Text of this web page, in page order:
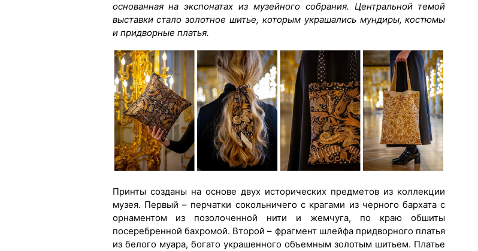
основанная на экспонатах из музейного собрания. Центральной темой
выставки стало золотное шитье, которым украшались мундиры, костюмы
и придворные платья.
Принты созданы на основе двух исторических предметов из коллекции
музея. Первый – перчатки сокольничего с крагами из черного бархата с
орнаментом из позолоченной нити и жемчуга, по краю обшиты
посеребренной бахромой. Второй – фрагмент шлейфа придворного платья
из белого муара, богато украшенного объемным золотым шитьем. Платье